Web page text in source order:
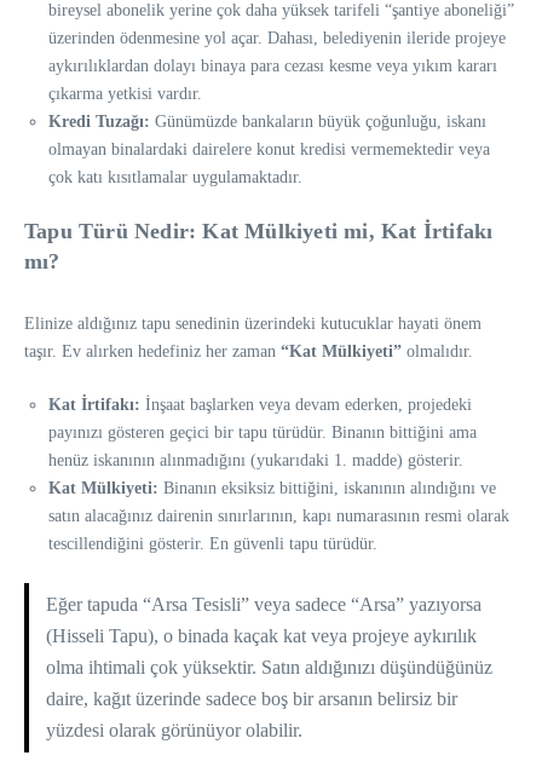
bireysel abonelik yerine çok daha yüksek tarifeli “şantiye aboneliği”
üzerinden ödenmesine yol açar. Dahası, belediyenin ileride projeye
aykırılıklardan dolayı binaya para cezası kesme veya yıkım kararı
çıkarma yetkisi vardır.
Kredi Tuzağı: Günümüzde bankaların büyük çoğunluğu, iskanı
olmayan binalardaki dairelere konut kredisi vermemektedir veya
çok katı kısıtlamalar uygulamaktadır.
Tapu Türü Nedir: Kat Mülkiyeti mi, Kat İrtifakı
mı?
Elinize aldığınız tapu senedinin üzerindeki kutucuklar hayati önem
taşır. Ev alırken hedefiniz her zaman “Kat Mülkiyeti” olmalıdır.
Kat İrtifakı: İnşaat başlarken veya devam ederken, projedeki
payınızı gösteren geçici bir tapu türüdür. Binanın bittiğini ama
henüz iskanının alınmadığını (yukarıdaki 1. madde) gösterir.
Kat Mülkiyeti: Binanın eksiksiz bittiğini, iskanının alındığını ve
satın alacağınız dairenin sınırlarının, kapı numarasının resmi olarak
tescillendiğini gösterir. En güvenli tapu türüdür.
Eğer tapuda “Arsa Tesisli” veya sadece “Arsa” yazıyorsa
(Hisseli Tapu), o binada kaçak kat veya projeye aykırılık
olma ihtimali çok yüksektir. Satın aldığınızı düşündüğünüz
daire, kağıt üzerinde sadece boş bir arsanın belirsiz bir
yüzdesi olarak görünüyor olabilir.